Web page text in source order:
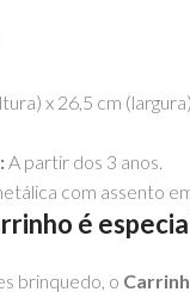
x 26,5 cm
A partir dos 3 anos.
com assento
é
brinquedo, o